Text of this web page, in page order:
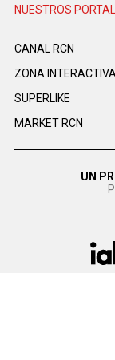
NUESTROS
CANAL RCN
ZONA
SUPERLIKE
MARKET RCN
UN